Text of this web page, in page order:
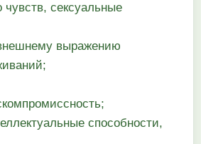
чувств, сексуальные
выражению
способности,